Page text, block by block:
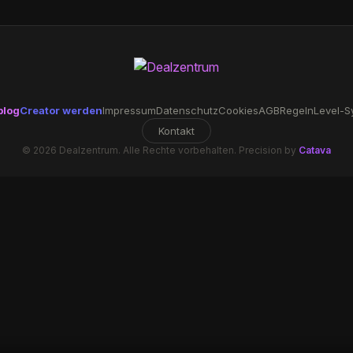
Creator werdenImpressumDatenschutzCookiesAGBRegelnLevel-
Kontakt
© 2026 Dealzentrum. Alle Rechte vorbehalten. Precision by Catava